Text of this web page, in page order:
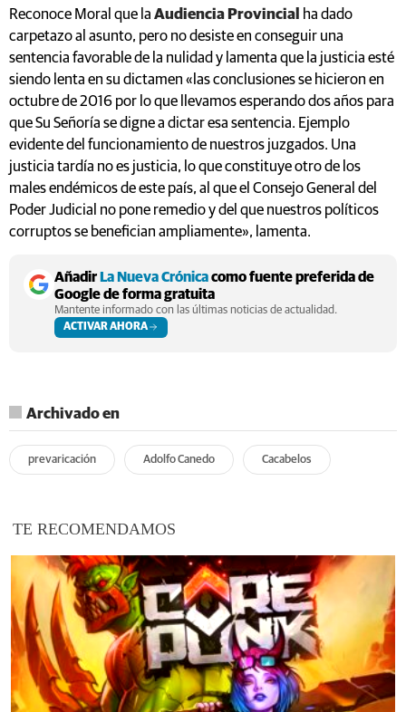
Reconoce Moral que la Audiencia Provincial ha dado
carpetazo al asunto, pero no desiste en conseguir una
sentencia favorable de la nulidad y lamenta que la justicia esté
siendo lenta en su dictamen «las conclusiones se hicieron en
octubre de 2016 por lo que llevamos esperando dos años para
que Su Señoría se digne a dictar esa sentencia. Ejemplo
evidente del funcionamiento de nuestros juzgados. Una
justicia tardía no es justicia, lo que constituye otro de los
males endémicos de este país, al que el Consejo General del
Poder Judicial no pone remedio y del que nuestros políticos
corruptos se benefician ampliamente», lamenta.
AñadirLa Nueva Crónicacomo fuente preferida de
Google de forma gratuita
Mantente informado con las últimas noticias de actualidad.
ACTIVAR AHORA
Archivado en
prevaricación Adolfo Canedo Cacabelos
TE RECOMENDAMOS